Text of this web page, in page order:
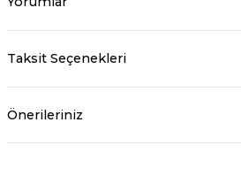
Taksit Seçenekleri
Önerileriniz